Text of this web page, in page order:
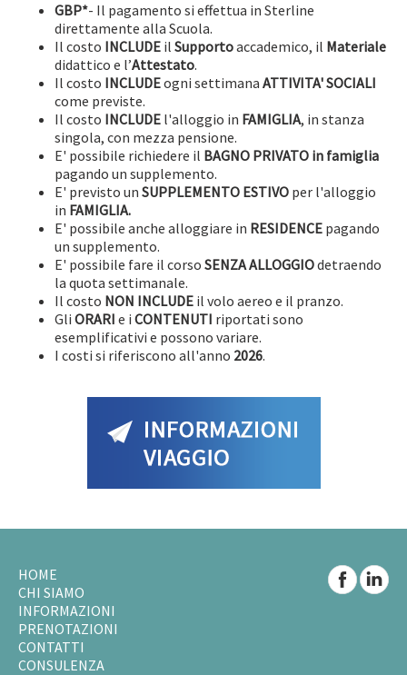
GBP*- Il pagamento si effettua in Sterline
direttamente alla Scuola.
Il costo INCLUDE il Supportoaccademico, il Materiale
didattico e l’Attestato.
Il costo INCLUDEogni settimana ATTIVITA' SOCIALI
come previste.
Il costo INCLUDE l'alloggio in FAMIGLIA, in stanza
singola, con mezza pensione.
E' possibile richiedere il BAGNO PRIVATO in famiglia
pagando un supplemento.
E' previsto un SUPPLEMENTO ESTIVO per l'alloggio
in FAMIGLIA.
E' possibile anche alloggiare in RESIDENCE pagando
un supplemento.
E' possibile fare il corso SENZA ALLOGGIOdetraendo
la quota settimanale.
Il costo NON INCLUDE il volo aereo e il pranzo.
Gli ORARI e i CONTENUTI riportati sono
esemplificativi e possono variare.
I costi si riferiscono all'anno 2026.
HOME
CHI SIAMO
INFORMAZIONI
PRENOTAZIONI
CONTATTI
CONSULENZA